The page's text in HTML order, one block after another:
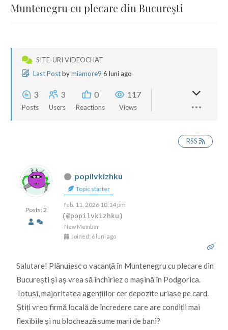
Muntenegru cu plecare din București
SITE-URI VIDEOCHAT
Last Post by miamore9 6 luni ago
3
Posts
3
Users
0
Reactions
117
Views
RSS
Posts: 2
popilvkizhku
Topic starter
feb. 11, 2026 10:14 pm
(@popilvkizhku)
New Member
Joined: 6 luni ago
Salutare! Plănuiesc o vacanță în Muntenegru cu plecare din
București și aș vrea să închiriez o mașină în Podgorica.
Totuși, majoritatea agențiilor cer depozite uriașe pe card.
Știți vreo firmă locală de încredere care are condiții mai
flexibile și nu blochează sume mari de bani?